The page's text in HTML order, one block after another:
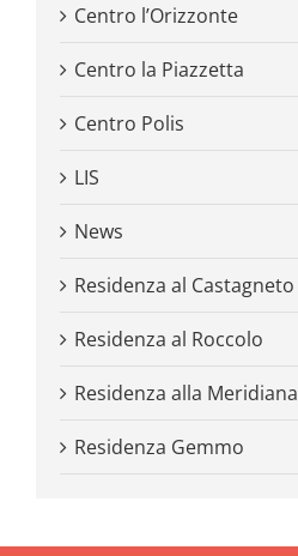
Centro l’Orizzonte
Centro la Piazzetta
Centro Polis
LIS
News
Residenza al Castagneto
Residenza al Roccolo
Residenza alla Meridiana
Residenza Gemmo